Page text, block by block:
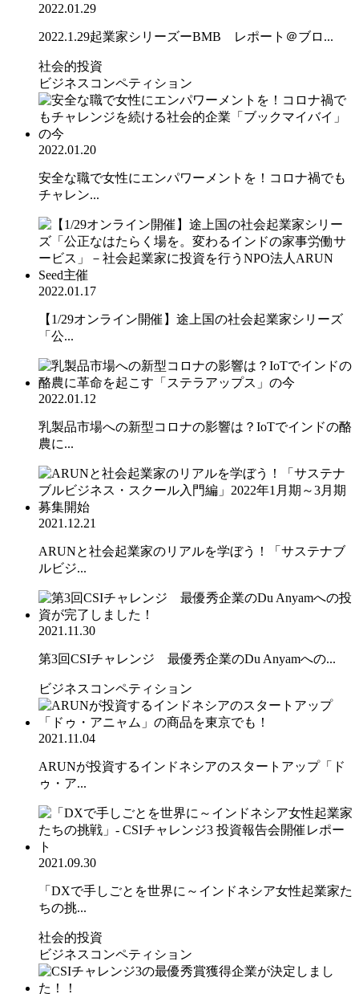
2022.01.29
2022.1.29起業家シリーズーBMB レポート＠ブロ...
社会的投資
ビジネスコンペティション
2022.01.20
安全な職で女性にエンパワーメントを！コロナ禍でも
チャレン...
2022.01.17
【1/29オンライン開催】途上国の社会起業家シリーズ
「公...
2022.01.12
乳製品市場への新型コロナの影響は？IoTでインドの酪
農に...
2021.12.21
ARUNと社会起業家のリアルを学ぼう！「サステナブ
ルビジ...
2021.11.30
第3回CSIチャレンジ 最優秀企業のDu Anyamへの...
ビジネスコンペティション
2021.11.04
ARUNが投資するインドネシアのスタートアップ「ド
ゥ・ア...
2021.09.30
「DXで手しごとを世界に～インドネシア女性起業家た
ちの挑...
社会的投資
ビジネスコンペティション